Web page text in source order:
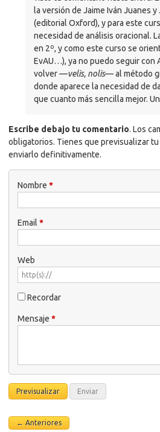
la versión de Jaime Iván Juanes
(editorial Oxford), y para este
necesidad de análisis oracional.
en 2º, y como este curso se
EvAU…), ya no puedo seguir con
volver —velis, nolis— al método
donde aparece la necesidad de
que cuanto más sencilla mejor.
Escribe debajo tu comentario. Los
obligatorios. Tienes que previsualizar
enviarlo definitivamente.
Nombre *
Email *
Web
Recordar
Mensaje *
← Anteriores